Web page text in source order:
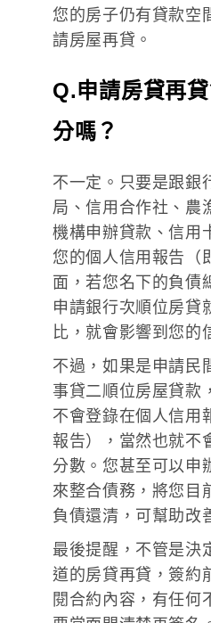
您的房子仍有貸款空
請房屋再貸。
Q.申請房貸再
分嗎？
不一定。只要是跟銀
局、信用合作社、農
機構申辦貸款、信用
您的個人信用報告（
面，若您名下的負債
申請銀行次順位房貸
比，就會影響到您的
不過，如果是申請民
事貸二順位房屋貸款
不會登錄在個人信用
報告），當然也就不
分數。您甚至可以申
來整合債務，將您目
負債還清，可幫助改
最後提醒，不管是決
道的房貸再貸，簽約
閱合約內容，有任何